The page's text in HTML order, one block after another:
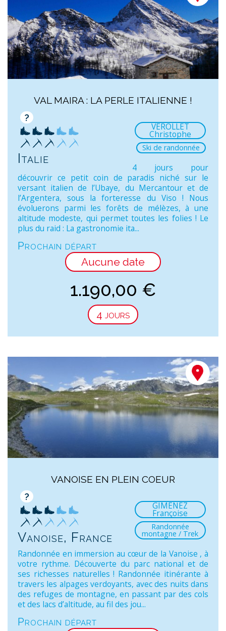
VAL MAIRA : LA PERLE ITALIENNE !
?
Italie
VEROLLET
Christophe
Ski de randonnée
4 jours pour
découvrir ce petit coin de paradis niché sur le
versant italien de l’Ubaye, du Mercantour et de
l’Argentera, sous la forteresse du Viso ! Nous
évoluerons parmi les forêts de mélèzes, à une
altitude modeste, qui permet toutes les folies ! Le
plus du raid : La gastronomie ita...
Prochain départ
Aucune date
1.190,00 €
4 jours
VANOISE EN PLEIN COEUR
?
Vanoise, France
GIMENEZ
Françoise
Randonnée
montagne / Trek
Randonnée en immersion au cœur de la Vanoise , à
votre rythme. Découverte du parc national et de
ses richesses naturelles ! Randonnée itinérante à
travers les alpages verdoyants, avec des nuits dans
des refuges de montagne, en passant par des cols
et des lacs d’altitude, au fil des jou...
Prochain départ